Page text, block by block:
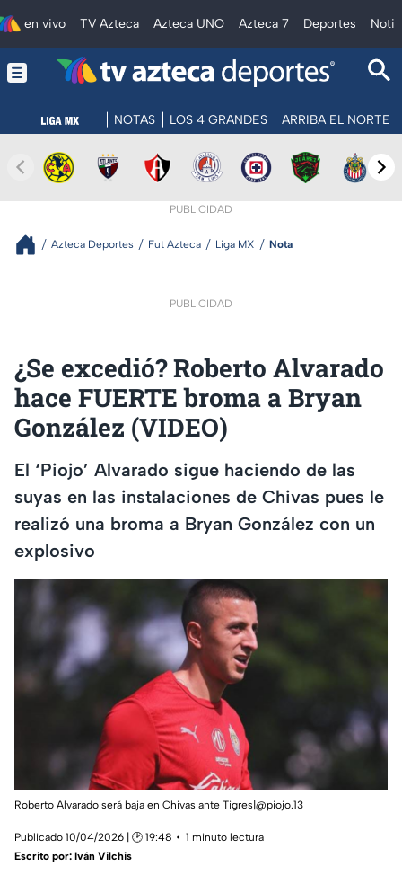
en vivo TV Azteca Azteca UNO Azteca 7 Deportes
NOTAS LOS 4 GRANDES ARRIBA EL NORTE
PUBLICIDAD
Azteca Deportes Fut Azteca Liga MX Nota
PUBLICIDAD
¿Se excedió? Roberto Alvarado
hace FUERTE broma a Bryan
González (VIDEO)
El ‘Piojo’ Alvarado sigue haciendo de las
suyas en las instalaciones de Chivas pues le
realizó una broma a Bryan González con un
explosivo
Roberto Alvarado será baja en Chivas ante Tigres|@piojo.13
Publicado 10/04/2026 | 🕑 19:48
1 minuto lectura
Escrito por: Iván Vilchis